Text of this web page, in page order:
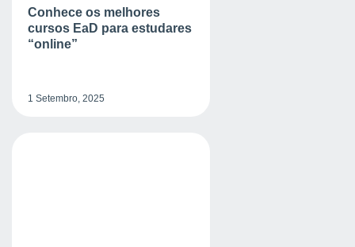
1 Setembro, 2025
Conhece os melhores
cursos EaD para estudares
“online”